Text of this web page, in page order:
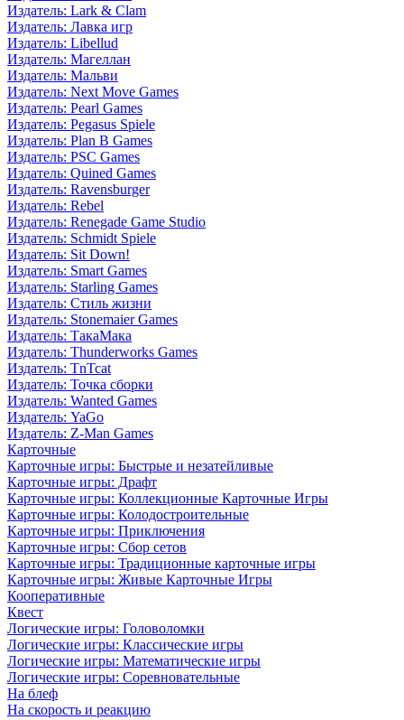
Издатель: Lark & Clam
Издатель: Лавка игр
Издатель: Libellud
Издатель: Магеллан
Издатель: Мальви
Издатель: Next Move Games
Издатель: Pearl Games
Издатель: Pegasus Spiele
Издатель: Plan B Games
Издатель: PSC Games
Издатель: Quined Games
Издатель: Ravensburger
Издатель: Rebel
Издатель: Renegade Game Studio
Издатель: Schmidt Spiele
Издатель: Sit Down!
Издатель: Smart Games
Издатель: Starling Games
Издатель: Стиль жизни
Издатель: Stonemaier Games
Издатель: ТакаМака
Издатель: Thunderworks Games
Издатель: TnTcat
Издатель: Точка сборки
Издатель: Wanted Games
Издатель: YaGo
Издатель: Z-Man Games
Карточные
Карточные игры: Быстрые и незатейливые
Карточные игры: Драфт
Карточные игры: Коллекционные Карточные Игры
Карточные игры: Колодостроительные
Карточные игры: Приключения
Карточные игры: Сбор сетов
Карточные игры: Традиционные карточные игры
Карточные игры: Живые Карточные Игры
Кооперативные
Квест
Логические игры: Головоломки
Логические игры: Классические игры
Логические игры: Математические игры
Логические игры: Соревновательные
На блеф
На скорость и реакцию